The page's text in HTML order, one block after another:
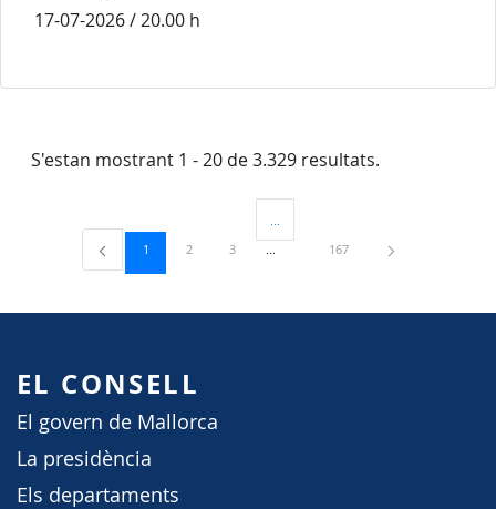
17-07-2026 / 20.00 h
S'estan mostrant 1 - 20 de 3.329 resultats.
Pàgina
1 Pàgina
2 Pàgina
3
Pàgines intermèdies Utilitzeu TAB per
Pàgina
167
EL CONSELL
El govern de Mallorca
La presidència
Els departaments